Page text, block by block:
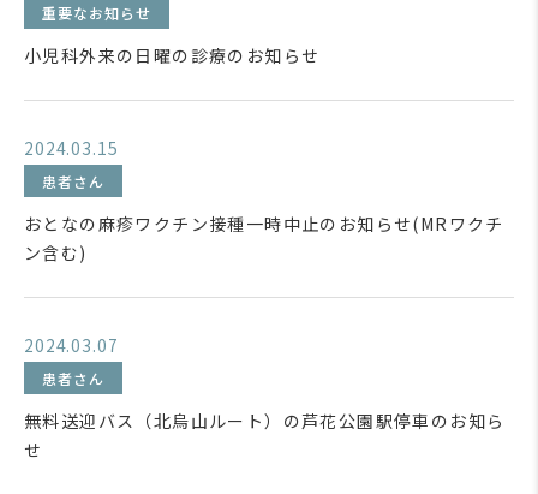
重要なお知らせ
小児科外来の日曜の診療のお知らせ
2024.03.15
患者さん
おとなの麻疹ワクチン接種一時中止のお知らせ(MRワクチ
ン含む)
2024.03.07
患者さん
無料送迎バス（北烏山ルート）の芦花公園駅停車のお知ら
せ